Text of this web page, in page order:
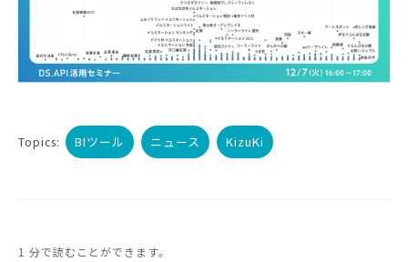
Topics: BIツール ニュース KizuKi
1 分で読むことができます。